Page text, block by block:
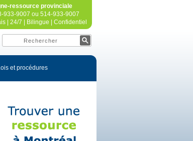
ressourceprovinciale
933-9007ou514-933-9007
7|Bilingue|Confidentiel